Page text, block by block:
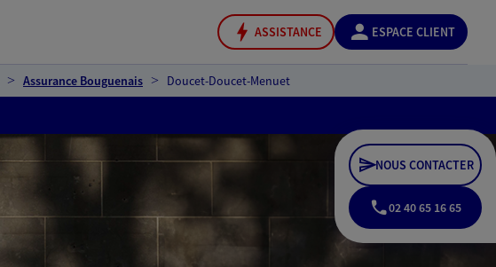
ASSISTANCE ESPACE CLIENT
Assurance Bouguenais Doucet-Doucet-Menuet
NOUS CONTACTER
02 40 65 16 65